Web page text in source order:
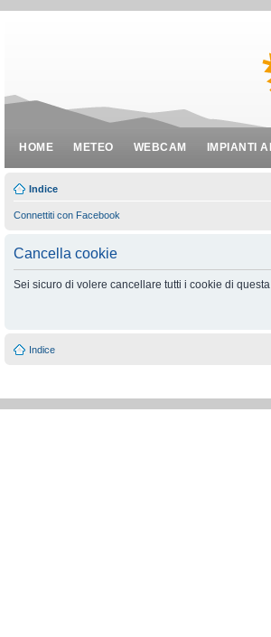
HOME METEO WEBCAM IMPIANTI
Indice
Connettiti con Facebook
Cancella cookie
Sei sicuro di volere cancellare tutti i cookie di
Indice